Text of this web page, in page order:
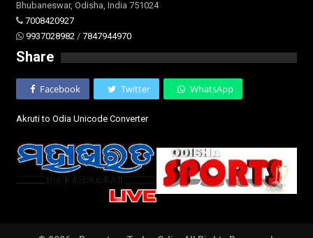
Bhubaneswar, Odisha, India 751024
7008420927
9937028982 / 7847944970
Share
Facebook Twitter WhatsApp
Akruti to Odia Unicode Converter